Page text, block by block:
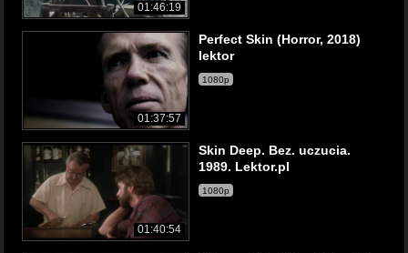
01:46:19
01:37:57
Perfect Skin (Horror, 2018)
lektor
1080p
01:40:54
Skin Deep. Bez. uczucia.
1989. Lektor.pl
1080p